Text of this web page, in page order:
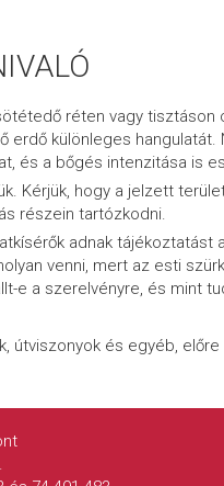
réten vagy
erdő különleges hangulatát.
és a bőgés intenzitása is
Kérjük, hogy a jelzett
részein tartózkodni.
adnak tájékoztatást
venni, mert az esti
e a szerelvényre, és mint
útviszonyok és egyéb,